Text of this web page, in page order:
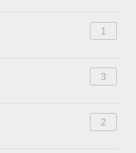
1
3
2